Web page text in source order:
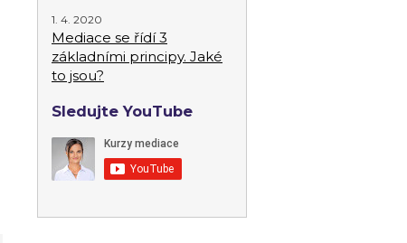
1. 4. 2020
Mediace se řídí 3
základními principy. Jaké
to jsou?
Sledujte YouTube